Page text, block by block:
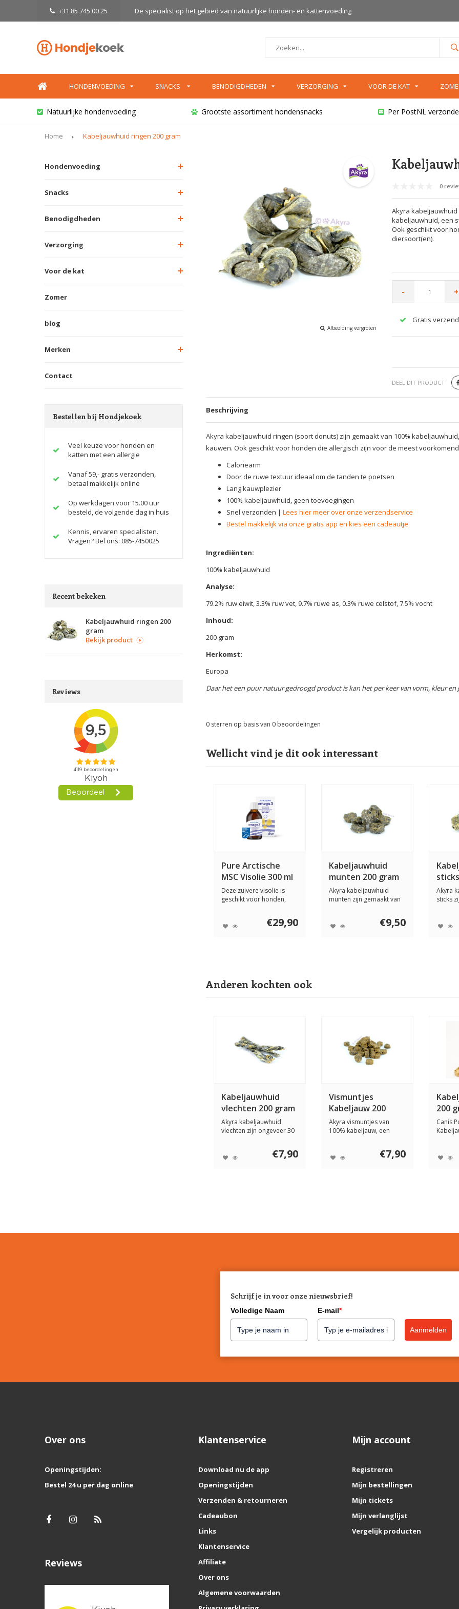
+31 85 745 00 25 De specialist op het gebied van natuurlijke honden- en kattenvoeding
HONDENVOEDING SNACKS BENODIGDHEDEN VERZORGING VOOR DE KAT
Natuurlijke hondenvoeding Grootste assortiment hondensnacks Per PostNL
Home Kabeljauwhuid ringen 200 gram
Hondenvoeding
Snacks
Benodigdheden
Verzorging
Voor de kat
Zomer
blog
Merken
Contact
Bestellen bij Hondjekoek
Veel keuze voor honden en
katten met een allergie
Vanaf 59,- gratis verzonden,
betaal makkelijk online
Op werkdagen voor 15.00 uur
besteld, de volgende dag in huis
Kennis, ervaren specialisten.
Vragen? Bel ons: 085-7450025
Recent bekeken
Kabeljauwhuid ringen 200
gram
Bekijk product
Reviews
Afbeelding vergroten
0
Akyra kabeljauwhuid
kabeljauwhuid, een
Ook geschikt voor
diersoort(en).
- +
Gratis
DEEL DIT PRODUCT
Beschrijving
Akyra kabeljauwhuid ringen (soort donuts) zijn gemaakt van 100%
kauwen. Ook geschikt voor honden die allergisch zijn voor de meest
Caloriearm
Door de ruwe textuur ideaal om de tanden te poetsen
Lang kauwplezier
100% kabeljauwhuid, geen toevoegingen
Snel verzonden | Lees hier meer over onze verzendservice
Bestel makkelijk via onze gratis app en kies een cadeautje
Ingrediënten:
100% kabeljauwhuid
Analyse:
79.2% ruw eiwit, 3.3% ruw vet, 9.7% ruwe as, 0.3% ruwe celstof, 7.5% vocht
Inhoud:
200 gram
Herkomst:
Europa
Daar het een puur natuur gedroogd product is kan het per keer van vorm, kleur
0 sterren op basis van 0 beoordelingen
Wellicht vind je dit ook interessant
Pure Arctische
MSC Visolie 300 ml
Deze zuivere visolie is
geschikt voor honden,
€29,90
Kabeljauwhuid
munten 200 gram
Akyra kabeljauwhuid
munten zijn gemaakt van
€9,50
gram
Akyra
sticks
Anderen kochten ook
Kabeljauwhuid
vlechten 200 gram
Akyra kabeljauwhuid
vlechten zijn ongeveer 30
€7,90
Vismuntjes
Kabeljauw 200
gram
Akyra vismuntjes van
100% kabeljauw, een
€7,90
200
Canis
Schrijf je in voor onze nieuwsbrief!
Volledige Naam E-mail*
Aanmelden
Over ons
Openingstijden:
Bestel 24 u per dag online
Reviews
Klantenservice
Download nu de app
Openingstijden
Verzenden & retourneren
Cadeaubon
Links
Klantenservice
Affiliate
Over ons
Algemene voorwaarden
Mijn account
Registreren
Mijn bestellingen
Mijn tickets
Mijn verlanglijst
Vergelijk producten